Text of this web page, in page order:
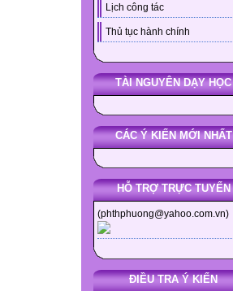
Lịch công tác
Thủ tục hành chính
TÀI NGUYÊN DẠY HỌC
CÁC Ý KIẾN MỚI NHẤT
HỖ TRỢ TRỰC TUYẾN
(phthphuong@yahoo.com.vn)
ĐIỀU TRA Ý KIẾN